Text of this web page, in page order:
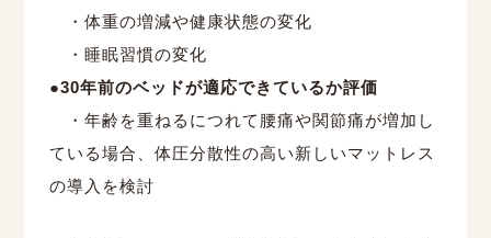
・体重の増減や健康状態の変化
・睡眠習慣の変化
●30年前のベッドが適応できているか評価
・年齢を重ねるにつれて腰痛や関節痛が増加し
ている場合、体圧分散性の高い新しいマットレス
の導入を検討